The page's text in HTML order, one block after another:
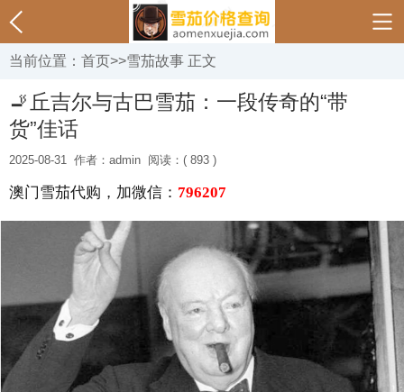
当前位置： 首页>>雪茄故事 正文
🚬丘吉尔与古巴雪茄：一段传奇的“带
货”佳话
2025-08-31 作者：admin 阅读：( 893 )
澳门雪茄代购，加微信： 796207